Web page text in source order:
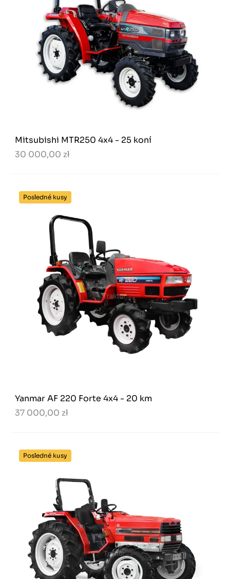
Mitsubishi MTR250 4x4 - 25 koní
30 000,00 zł
Posledné kusy
Yanmar AF 220 Forte 4x4 - 20 km
37 000,00 zł
Posledné kusy